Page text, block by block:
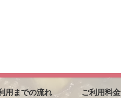
用までの流れ ご利用料金